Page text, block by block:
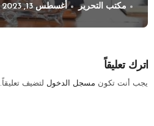
مكتب التحرير أغسطس 13, 2023
اترك تعليقاً
يجب أنت تكون مسجل الدخول لتضيف تعليقاً.